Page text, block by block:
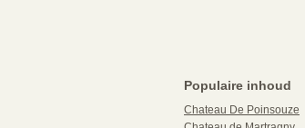
Populaire inhoud
Chateau De Poinsouze